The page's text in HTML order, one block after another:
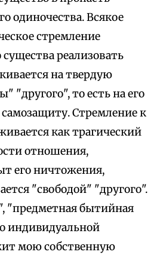
одиночества. Всякое
стремление
реализовать
на твердую
"другого", то есть на его
Стремление к
как трагический
отношения,
его ничтожения,
"свободой" "другого".
"предметная бытийная
индивидуальной
мою собственную